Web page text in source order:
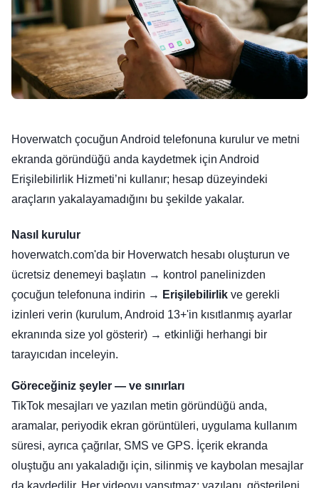
Hoverwatch çocuğun Android telefonuna kurulur ve metni
ekranda göründüğü anda kaydetmek için Android
Erişilebilirlik Hizmeti’ni kullanır; hesap düzeyindeki
araçların yakalayamadığını bu şekilde yakalar.
Nasıl kurulur
hoverwatch.com'da bir Hoverwatch hesabı oluşturun ve
ücretsiz denemeyi başlatın → kontrol panelinizden
çocuğun telefonuna indirin → Erişilebilirlik ve gerekli
izinleri verin (kurulum, Android 13+'in kısıtlanmış ayarlar
ekranında size yol gösterir) → etkinliği herhangi bir
tarayıcıdan inceleyin.
Göreceğiniz şeyler — ve sınırları
TikTok mesajları ve yazılan metin göründüğü anda,
aramalar, periyodik ekran görüntüleri, uygulama kullanım
süresi, ayrıca çağrılar, SMS ve GPS. İçerik ekranda
oluştuğu anı yakaladığı için, silinmiş ve kaybolan mesajlar
da kaydedilir. Her videoyu yansıtmaz; yazılanı, gösterileni